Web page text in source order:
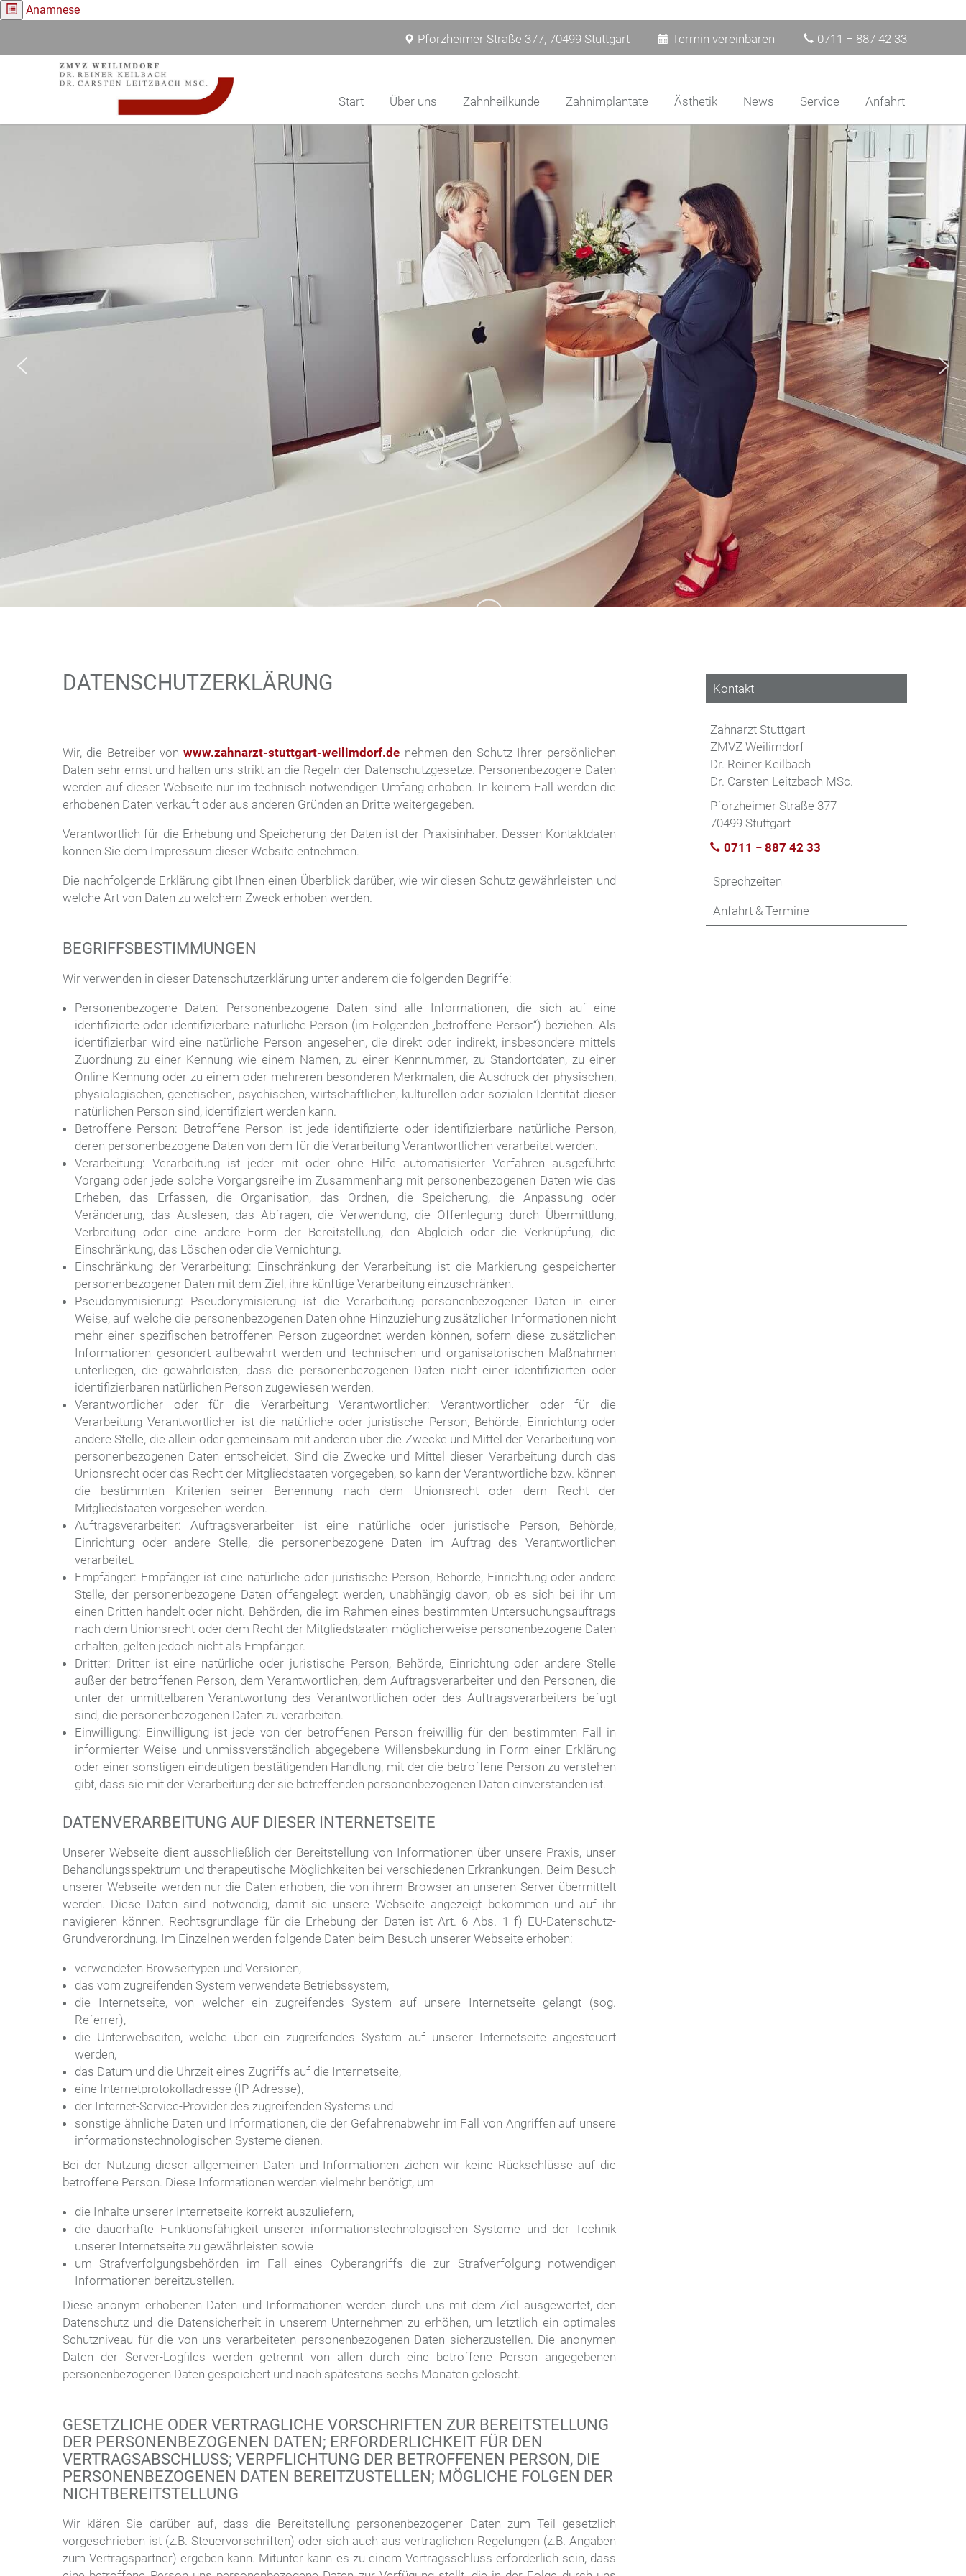
Anamnese
0711 − 887 42 33
Termin vereinbaren
Pforzheimer Straße 377, 70499 Stuttgart
Start Über uns Zahnheilkunde Zahnimplantate Ästhetik News Service Anfahrt
DATENSCHUTZERKLÄRUNG
Wir, die Betreiber von www.zahnarzt-stuttgart-weilimdorf.de nehmen den Schutz Ihrer persönlichen
Daten sehr ernst und halten uns strikt an die Regeln der Datenschutzgesetze. Personenbezogene Daten
werden auf dieser Webseite nur im technisch notwendigen Umfang erhoben. In keinem Fall werden die
erhobenen Daten verkauft oder aus anderen Gründen an Dritte weitergegeben.
Verantwortlich für die Erhebung und Speicherung der Daten ist der Praxisinhaber. Dessen Kontaktdaten
können Sie dem Impressum dieser Website entnehmen.
Die nachfolgende Erklärung gibt Ihnen einen Überblick darüber, wie wir diesen Schutz gewährleisten und
welche Art von Daten zu welchem Zweck erhoben werden.
BEGRIFFSBESTIMMUNGEN
Wir verwenden in dieser Datenschutzerklärung unter anderem die folgenden Begriffe:
Personenbezogene Daten: Personenbezogene Daten sind alle Informationen, die sich auf eine
identifizierte oder identifizierbare natürliche Person (im Folgenden „betroffene Person“) beziehen. Als
identifizierbar wird eine natürliche Person angesehen, die direkt oder indirekt, insbesondere mittels
Zuordnung zu einer Kennung wie einem Namen, zu einer Kennnummer, zu Standortdaten, zu einer
Online-Kennung oder zu einem oder mehreren besonderen Merkmalen, die Ausdruck der physischen,
physiologischen, genetischen, psychischen, wirtschaftlichen, kulturellen oder sozialen Identität dieser
natürlichen Person sind, identifiziert werden kann.
Betroffene Person: Betroffene Person ist jede identifizierte oder identifizierbare natürliche Person,
deren personenbezogene Daten von dem für die Verarbeitung Verantwortlichen verarbeitet werden.
Verarbeitung: Verarbeitung ist jeder mit oder ohne Hilfe automatisierter Verfahren ausgeführte
Vorgang oder jede solche Vorgangsreihe im Zusammenhang mit personenbezogenen Daten wie das
Erheben, das Erfassen, die Organisation, das Ordnen, die Speicherung, die Anpassung oder
Veränderung, das Auslesen, das Abfragen, die Verwendung, die Offenlegung durch Übermittlung,
Verbreitung oder eine andere Form der Bereitstellung, den Abgleich oder die Verknüpfung, die
Einschränkung, das Löschen oder die Vernichtung.
Einschränkung der Verarbeitung: Einschränkung der Verarbeitung ist die Markierung gespeicherter
personenbezogener Daten mit dem Ziel, ihre künftige Verarbeitung einzuschränken.
Pseudonymisierung: Pseudonymisierung ist die Verarbeitung personenbezogener Daten in einer
Weise, auf welche die personenbezogenen Daten ohne Hinzuziehung zusätzlicher Informationen nicht
mehr einer spezifischen betroffenen Person zugeordnet werden können, sofern diese zusätzlichen
Informationen gesondert aufbewahrt werden und technischen und organisatorischen Maßnahmen
unterliegen, die gewährleisten, dass die personenbezogenen Daten nicht einer identifizierten oder
identifizierbaren natürlichen Person zugewiesen werden.
Verantwortlicher oder für die Verarbeitung Verantwortlicher: Verantwortlicher oder für die
Verarbeitung Verantwortlicher ist die natürliche oder juristische Person, Behörde, Einrichtung oder
andere Stelle, die allein oder gemeinsam mit anderen über die Zwecke und Mittel der Verarbeitung von
personenbezogenen Daten entscheidet. Sind die Zwecke und Mittel dieser Verarbeitung durch das
Unionsrecht oder das Recht der Mitgliedstaaten vorgegeben, so kann der Verantwortliche bzw. können
die bestimmten Kriterien seiner Benennung nach dem Unionsrecht oder dem Recht der
Mitgliedstaaten vorgesehen werden.
Auftragsverarbeiter: Auftragsverarbeiter ist eine natürliche oder juristische Person, Behörde,
Einrichtung oder andere Stelle, die personenbezogene Daten im Auftrag des Verantwortlichen
verarbeitet.
Empfänger: Empfänger ist eine natürliche oder juristische Person, Behörde, Einrichtung oder andere
Stelle, der personenbezogene Daten offengelegt werden, unabhängig davon, ob es sich bei ihr um
einen Dritten handelt oder nicht. Behörden, die im Rahmen eines bestimmten Untersuchungsauftrags
nach dem Unionsrecht oder dem Recht der Mitgliedstaaten möglicherweise personenbezogene Daten
erhalten, gelten jedoch nicht als Empfänger.
Dritter: Dritter ist eine natürliche oder juristische Person, Behörde, Einrichtung oder andere Stelle
außer der betroffenen Person, dem Verantwortlichen, dem Auftragsverarbeiter und den Personen, die
unter der unmittelbaren Verantwortung des Verantwortlichen oder des Auftragsverarbeiters befugt
sind, die personenbezogenen Daten zu verarbeiten.
Einwilligung: Einwilligung ist jede von der betroffenen Person freiwillig für den bestimmten Fall in
informierter Weise und unmissverständlich abgegebene Willensbekundung in Form einer Erklärung
oder einer sonstigen eindeutigen bestätigenden Handlung, mit der die betroffene Person zu verstehen
gibt, dass sie mit der Verarbeitung der sie betreffenden personenbezogenen Daten einverstanden ist.
DATENVERARBEITUNG AUF DIESER INTERNETSEITE
Unserer Webseite dient ausschließlich der Bereitstellung von Informationen über unsere Praxis, unser
Behandlungsspektrum und therapeutische Möglichkeiten bei verschiedenen Erkrankungen. Beim Besuch
unserer Webseite werden nur die Daten erhoben, die von ihrem Browser an unseren Server übermittelt
werden. Diese Daten sind notwendig, damit sie unsere Webseite angezeigt bekommen und auf ihr
navigieren können. Rechtsgrundlage für die Erhebung der Daten ist Art. 6 Abs. 1 f) EU-Datenschutz-
Grundverordnung. Im Einzelnen werden folgende Daten beim Besuch unserer Webseite erhoben:
verwendeten Browsertypen und Versionen,
das vom zugreifenden System verwendete Betriebssystem,
die Internetseite, von welcher ein zugreifendes System auf unsere Internetseite gelangt (sog.
Referrer),
die Unterwebseiten, welche über ein zugreifendes System auf unserer Internetseite angesteuert
werden,
das Datum und die Uhrzeit eines Zugriffs auf die Internetseite,
eine Internetprotokolladresse (IP-Adresse),
der Internet-Service-Provider des zugreifenden Systems und
sonstige ähnliche Daten und Informationen, die der Gefahrenabwehr im Fall von Angriffen auf unsere
informationstechnologischen Systeme dienen.
Bei der Nutzung dieser allgemeinen Daten und Informationen ziehen wir keine Rückschlüsse auf die
betroffene Person. Diese Informationen werden vielmehr benötigt, um
die Inhalte unserer Internetseite korrekt auszuliefern,
die dauerhafte Funktionsfähigkeit unserer informationstechnologischen Systeme und der Technik
unserer Internetseite zu gewährleisten sowie
um Strafverfolgungsbehörden im Fall eines Cyberangriffs die zur Strafverfolgung notwendigen
Informationen bereitzustellen.
Diese anonym erhobenen Daten und Informationen werden durch uns mit dem Ziel ausgewertet, den
Datenschutz und die Datensicherheit in unserem Unternehmen zu erhöhen, um letztlich ein optimales
Schutzniveau für die von uns verarbeiteten personenbezogenen Daten sicherzustellen. Die anonymen
Daten der Server-Logfiles werden getrennt von allen durch eine betroffene Person angegebenen
personenbezogenen Daten gespeichert und nach spätestens sechs Monaten gelöscht.
GESETZLICHE ODER VERTRAGLICHE VORSCHRIFTEN ZUR BEREITSTELLUNG
DER PERSONENBEZOGENEN DATEN; ERFORDERLICHKEIT FÜR DEN
VERTRAGSABSCHLUSS; VERPFLICHTUNG DER BETROFFENEN PERSON, DIE
PERSONENBEZOGENEN DATEN BEREITZUSTELLEN; MÖGLICHE FOLGEN DER
NICHTBEREITSTELLUNG
Wir klären Sie darüber auf, dass die Bereitstellung personenbezogener Daten zum Teil gesetzlich
vorgeschrieben ist (z.B. Steuervorschriften) oder sich auch aus vertraglichen Regelungen (z.B. Angaben
zum Vertragspartner) ergeben kann. Mitunter kann es zu einem Vertragsschluss erforderlich sein, dass
Kontakt
Zahnarzt Stuttgart
ZMVZ Weilimdorf
Dr. Reiner Keilbach
Dr. Carsten Leitzbach MSc.
Pforzheimer Straße 377
70499 Stuttgart
0711 − 887 42 33
Sprechzeiten
Anfahrt & Termine